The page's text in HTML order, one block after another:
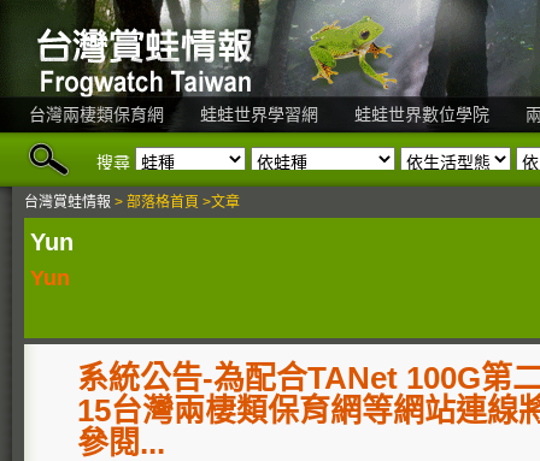
台灣兩棲類保育網 蛙蛙世界學習網 蛙蛙世界數位學院
搜尋
台灣賞蛙情報 > 部落格首頁 >文章
Yun
Yun
系統公告-為配合TANet 100G第
15台灣兩棲類保育網等網站連線
參閱...